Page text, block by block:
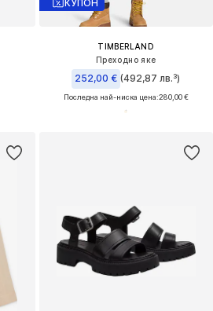
КУПОН
TIMBERLAND
Преходно яке
252,00 € (492,87 лв.³)
Последна най-ниска цена:280,00 €